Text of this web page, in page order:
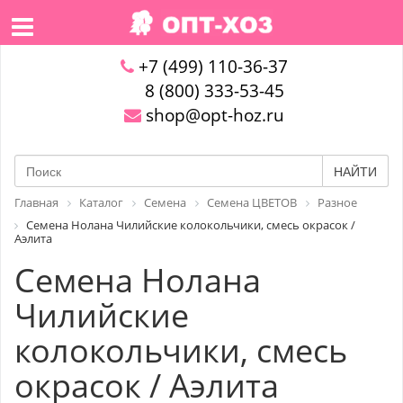
+7 (499) 110-36-37
8 (800) 333-53-45
shop@opt-hoz.ru
НАЙТИ
Главная Каталог Семена Семена ЦВЕТОВ
Разное
Семена Нолана Чилийские колокольчики, смесь окрасок /
Аэлита
Семена Нолана
Чилийские
колокольчики, смесь
окрасок / Аэлита